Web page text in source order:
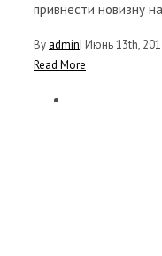
привнести новизну
By admin| Июнь 13th,
Read More